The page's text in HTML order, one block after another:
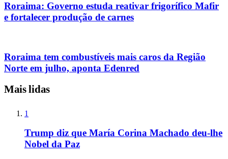
Roraima: Governo estuda reativar frigorífico Mafir
e fortalecer produção de carnes
Roraima tem combustíveis mais caros da Região
Norte em julho, aponta Edenred
Mais lidas
1
Trump diz que María Corina Machado deu-lhe
Nobel da Paz